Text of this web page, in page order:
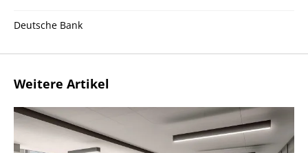
Deutsche Bank
Weitere Artikel